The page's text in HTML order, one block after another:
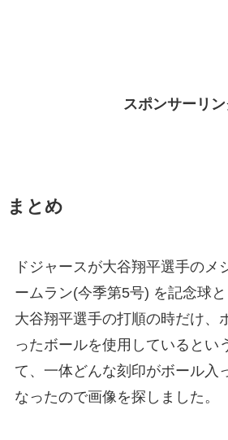
スポンサーリン
まとめ
ドジャースが大谷翔平選手のメ
ームラン(今季第5号) を記念球と
大谷翔平選手の打順の時だけ、
ったボールを使用しているとい
て、一体どんな刻印がボール入
なったので画像を探しました。